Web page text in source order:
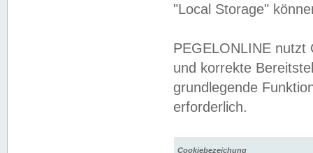
"Local Storage"
PEGELONLINE nutzt
und korrekte
grundlegende
erforderlich.
Cookiebezeichung